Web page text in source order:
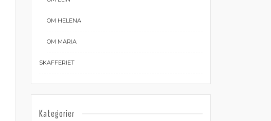
OM HELENA
OM MARIA
SKAFFERIET
Kategorier